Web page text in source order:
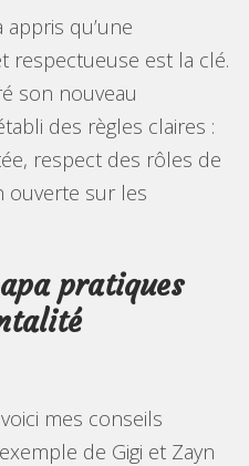
appris qu’une
respectueuse est la clé.
son nouveau
des règles claires :
respect des rôles de
ouverte sur les
pratiques
mes conseils
de Gigi et Zayn